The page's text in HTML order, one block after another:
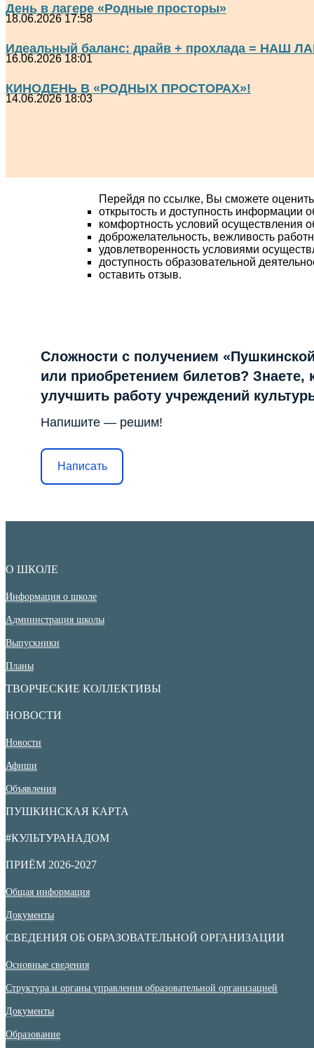
День в лагере «Родные просторы»
18.06.2026 17:58
Идеальный баланс: драйв + прохлада = НАШ
16.06.2026 18:01
КИНОДЕНЬ В «РОДНЫХ ПРОСТОРАХ»!
14.06.2026 18:03
Перейдя по ссылке, Вы сможете
открытость и доступность информации
комфортность условий осуществления
доброжелательность, вежливость
удовлетворенность условиями
доступность образовательной
оставить отзыв.
Сложности с получением
или приобретением билетов? Знаете,
улучшить работу учреждений
Напишите — решим!
Написать
О ШКОЛЕ
Информация о школе
Администрация школы
Выпускники
Планы
ТВОРЧЕСКИЕ КОЛЛЕКТИВЫ
НОВОСТИ
Новости
Афиши
Объявления
ПУШКИНСКАЯ КАРТА
#КУЛЬТУРАНАДОМ
ПРИЁМ 2026-2027
Общая информация
Документы
СВЕДЕНИЯ ОБ ОБРАЗОВАТЕЛЬНОЙ ОРГАНИЗАЦИИ
Основные сведения
Структура и органы управления образовательной организацией
Документы
Образование